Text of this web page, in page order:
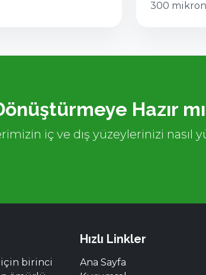
300 mikron
Hazır
iç ve dış yüzeylerinizi nasıl
için birinci
Hızlı Linkler
Ana Sayfa